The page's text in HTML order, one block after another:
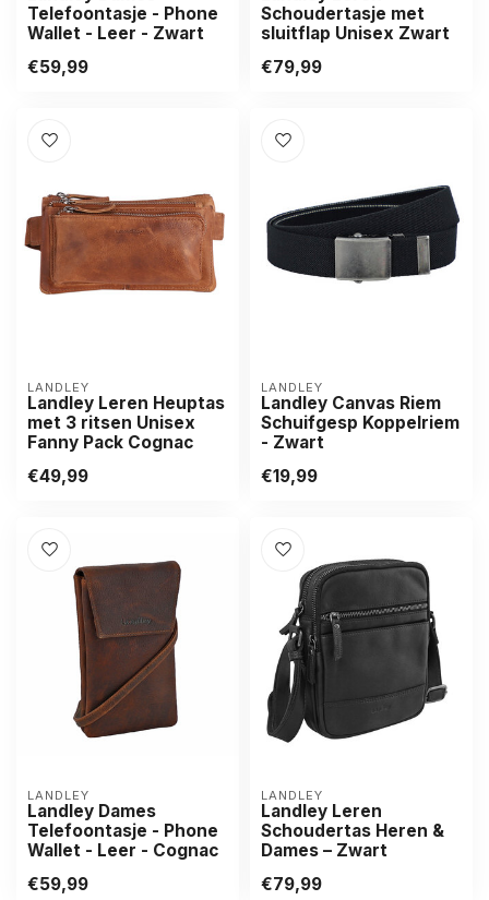
Telefoontasje - Phone
Wallet - Leer - Zwart
€59,99
Schoudertasje met
sluitflap Unisex Zwart
€79,99
LANDLEY
Landley Leren Heuptas
met 3 ritsen Unisex
Fanny Pack Cognac
€49,99
LANDLEY
Landley Canvas Riem
Schuifgesp Koppelriem
- Zwart
€19,99
LANDLEY
Landley Dames
Telefoontasje - Phone
Wallet - Leer - Cognac
€59,99
LANDLEY
Landley Leren
Schoudertas Heren &
Dames – Zwart
€79,99